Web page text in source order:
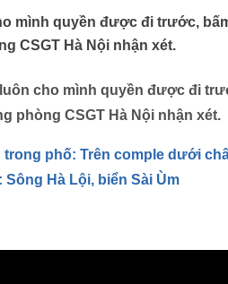
mình quyền được đi trước,
CSGT Hà Nội nhận xét.
cho mình quyền được đi
phòng CSGT Hà Nội nhận xét.
trong phố: Trên comple dưới
Hà Lội, biển Sài Ùm